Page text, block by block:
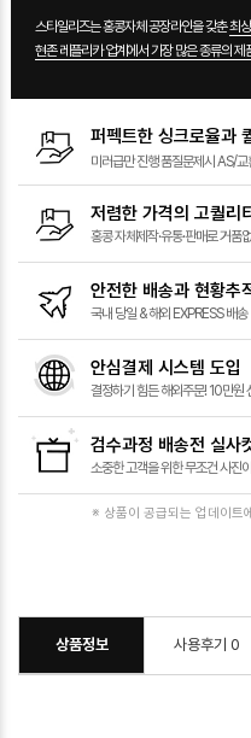
스타일리즈는 홍콩자체 공장라인을 갖춘최
현존 레플리카 업계에서 가장 많은 종류의 제
퍼펙트한 싱크로율과
미러급만 진행품질문제시 AS/교
저렴한 가격의 고퀄리티
홍콩 자체제작·유통·판매로거품
안전한 배송과 현황추
국내 당일 &해외 EXPRESS 배송
안심결제 시스템 도입
결정하기 힘든 해외주문! 10만원
검수과정 배송전 실사
소중한 고객을 위한무조건 사진
※ 상품이 공급되는 업데이트
상품정보 사용후기 0